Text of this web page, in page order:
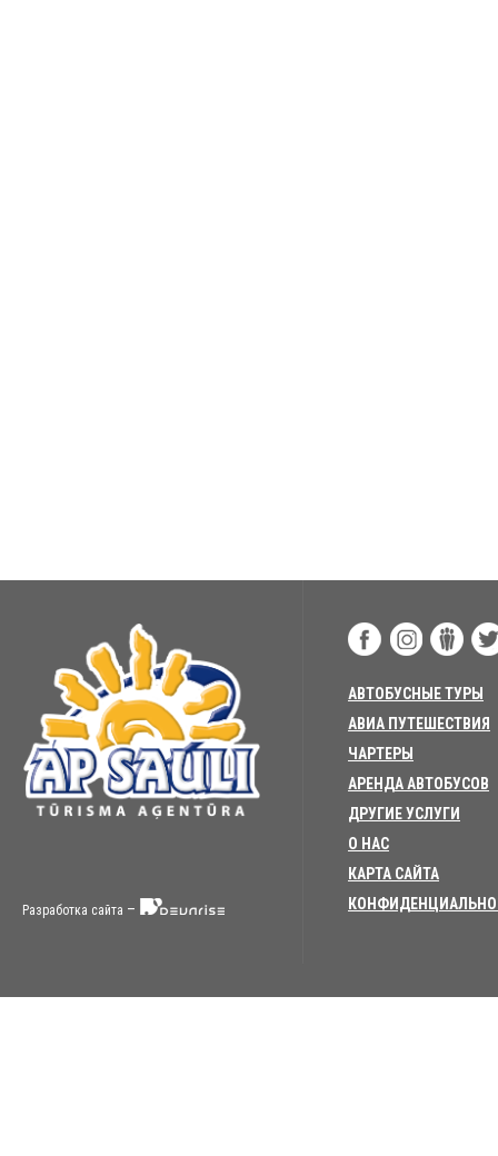
Разработка сайта –
АВТОБУСНЫЕ ТУРЫ
АВИА ПУТЕШЕСТВИЯ
ЧАРТЕРЫ
АРЕНДА АВТОБУСОВ
ДРУГИЕ УСЛУГИ
О НАС
КАРТА САЙТА